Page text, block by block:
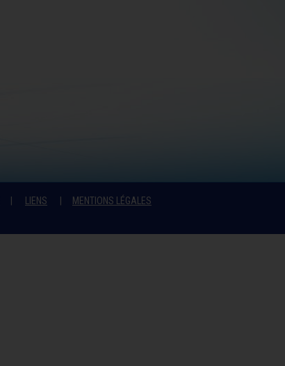
LIENS MENTIONS LÉGALES